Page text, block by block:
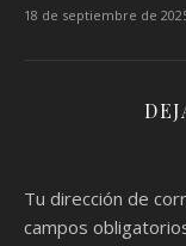
18 de septiembre de
Tu dirección de
campos